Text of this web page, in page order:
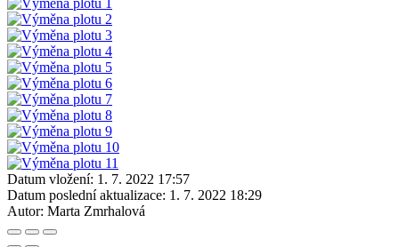
Datum vložení: 1. 7. 2022 17:57
Datum poslední aktualizace: 1. 7. 2022 18:29
Autor: Marta Zmrhalová